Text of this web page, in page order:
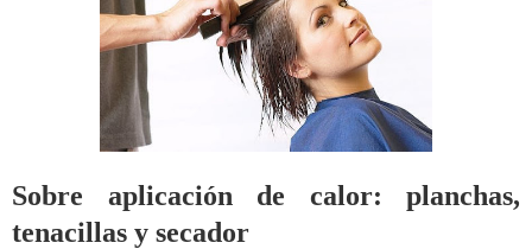
Sobre aplicación de calor: planchas,
tenacillas y secador